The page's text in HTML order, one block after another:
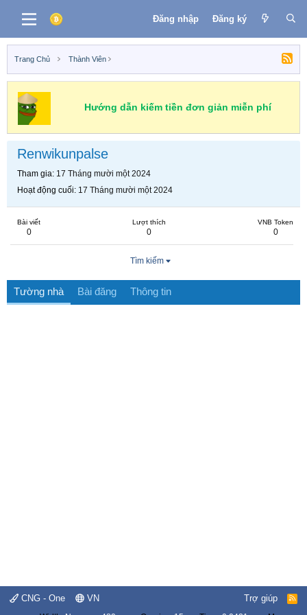
Đăng nhập Đăng ký
Trang Chủ Thành Viên
Hướng dẫn kiếm tiền đơn giản miễn phí
Renwikunpalse
Tham gia 17 Tháng mười một 2024
Hoạt động cuối 17 Tháng mười một 2024
Bài viết
0
Lượt thích
0
VNB Token
0
Tìm kiếm
Tường nhà Bài đăng Thông tin
CNG - One VN Trợ giúp
R